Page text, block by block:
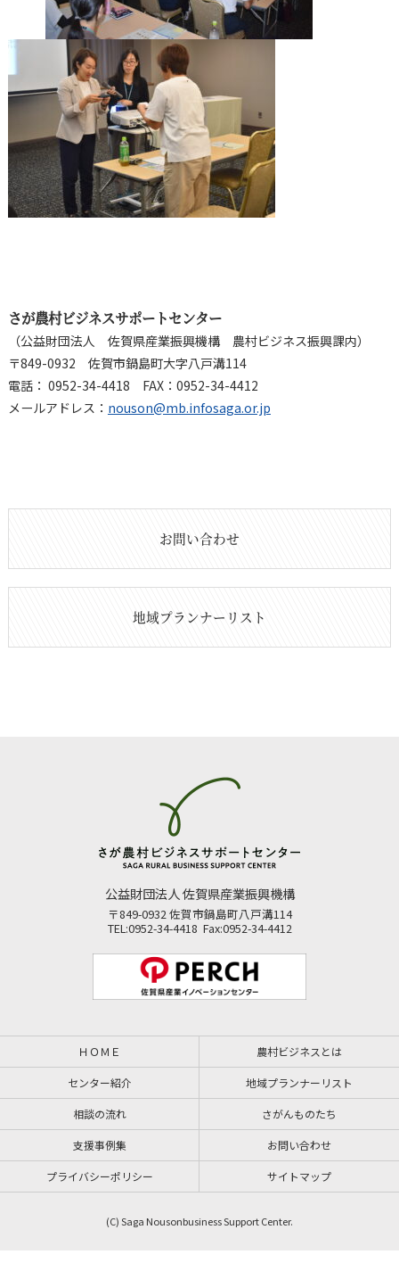
さが農村ビジネスサポートセンター
（公益財団法人 佐賀県産業振興機構 農村ビジネス振興課内）
〒849-0932 佐賀市鍋島町大字八戸溝114
電話： 0952-34-4418 FAX：0952-34-4412
メールアドレス： nouson@mb.infosaga.or.jp
お問い合わせ
地域プランナーリスト
公益財団法人 佐賀県産業振興機構
〒849-0932 佐賀市鍋島町八戸溝114
TEL:0952-34-4418 Fax:0952-34-4412
ＨＯＭＥ 農村ビジネスとは
センター紹介 地域プランナーリスト
相談の流れ さがんものたち
支援事例集 お問い合わせ
プライバシーポリシー サイトマップ
(C) Saga Nousonbusiness Support Center.